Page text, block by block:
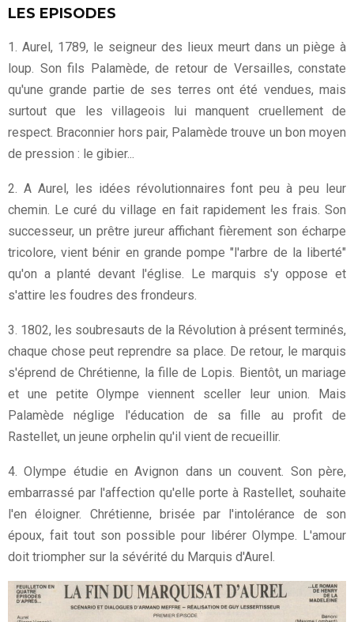
LES EPISODES
1. Aurel, 1789, le seigneur des lieux meurt dans un piège à
loup. Son fils Palamède, de retour de Versailles, constate
qu'une grande partie de ses terres ont été vendues, mais
surtout que les villageois lui manquent cruellement de
respect. Braconnier hors pair, Palamède trouve un bon moyen
de pression : le gibier...
2. A Aurel, les idées révolutionnaires font peu à peu leur
chemin. Le curé du village en fait rapidement les frais. Son
successeur, un prêtre jureur affichant fièrement son écharpe
tricolore, vient bénir en grande pompe "l'arbre de la liberté"
qu'on a planté devant l'église. Le marquis s'y oppose et
s'attire les foudres des frondeurs.
3. 1802, les soubresauts de la Révolution à présent terminés,
chaque chose peut reprendre sa place. De retour, le marquis
s'éprend de Chrétienne, la fille de Lopis. Bientôt, un mariage
et une petite Olympe viennent sceller leur union. Mais
Palamède néglige l'éducation de sa fille au profit de
Rastellet, un jeune orphelin qu'il vient de recueillir.
4. Olympe étudie en Avignon dans un couvent. Son père,
embarrassé par l'affection qu'elle porte à Rastellet, souhaite
l'en éloigner. Chrétienne, brisée par l'intolérance de son
époux, fait tout son possible pour libérer Olympe. L'amour
doit triompher sur la sévérité du Marquis d'Aurel.